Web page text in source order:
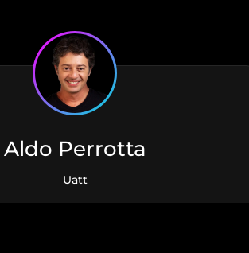
Aldo Perrotta
Uatt